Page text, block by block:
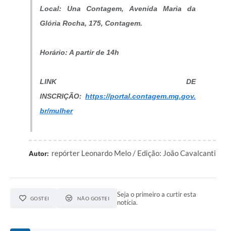
Local: Una Contagem, Avenida Maria da
Glória Rocha, 175, Contagem.
Horário: A partir de 14h
LINK DE
INSCRIÇÃO: https://portal.contagem.mg.gov.
br/mulher
Autor: repórter Leonardo Melo / Edição: João Cavalcanti
GOSTEI NÃO GOSTEI
Seja o primeiro a curtir esta
notícia.